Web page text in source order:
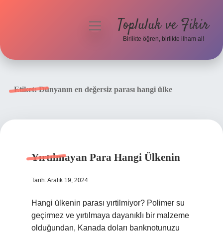
menüyüTopluluk ve Fikir
Birlikte öğren, birlikte ilham al!
Etiket:Dünyanın en değersiz parası hangi ülke
Yırtılmayan Para Hangi Ülkenin
Tarih: Aralık 19, 2024
Hangi ülkenin parası yırtilmiyor? Polimer su
geçirmez ve yırtılmaya dayanıklı bir malzeme
olduğundan, Kanada doları banknotunuzu